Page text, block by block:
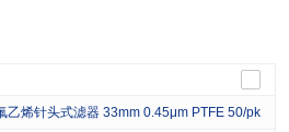
乙烯针头式滤器 33mm 0.45μm PTFE 50/pk